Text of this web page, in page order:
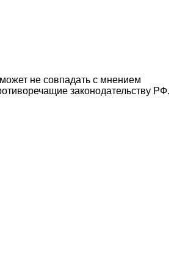
не совпадать с мнением
законодательству РФ.